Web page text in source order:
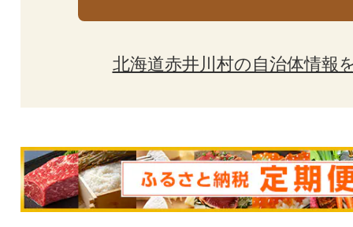
北海道赤井川村の自治体情報